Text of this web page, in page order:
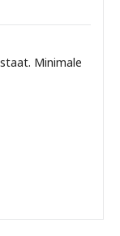
Minimale